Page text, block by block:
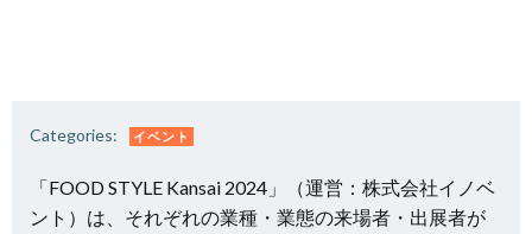
Categories: イベント
「FOOD STYLE Kansai 2024」（運営：株式会社イノベ
ント）は、それぞれの業種・業態の来場者・出展者が